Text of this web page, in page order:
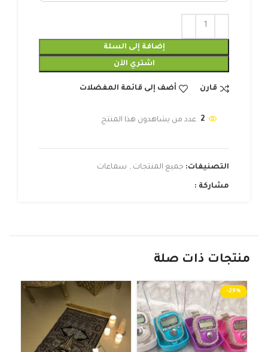
إضافة إلى السلة
اشتري الآن
قارن أضف إلى قائمة المفضلات
2 عدد من يشاهدون هذا المنتج
التصنيفات: جميع المنتجات , سماعات
مشاركة :
منتجات ذات صلة
-29%